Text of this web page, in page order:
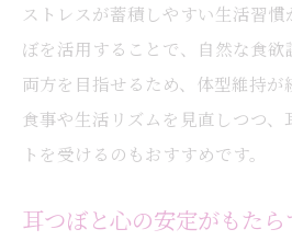
ストレスが蓄積しやすい生活習
ぼを活用することで、自然な食
両方を目指せるため、体型維持が
食事や生活リズムを見直しつつ
トを受けるのもおすすめです。
耳つぼと心の安定がもた